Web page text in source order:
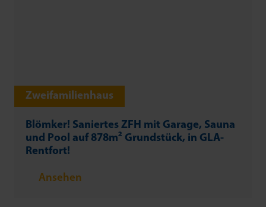
Zweifamilienhaus
Blömker! Saniertes ZFH mit Garage, Sauna
und Pool auf 878m² Grundstück, in GLA-
Rentfort!
Ansehen